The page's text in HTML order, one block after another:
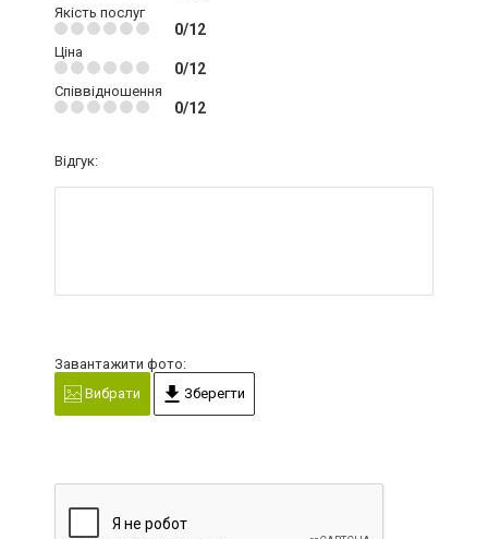
Якість послуг
0/12
Ціна
0/12
Співвідношення
0/12
Відгук:
Завантажити фото:
Вибрати
Зберегти